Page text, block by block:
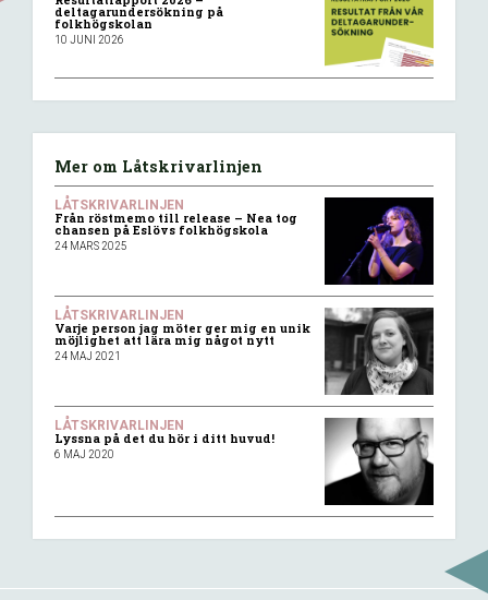
deltagarundersökning på
folkhögskolan
10 JUNI 2026
Mer om Låtskrivarlinjen
LÅTSKRIVARLINJEN
Från röstmemo till release – Nea tog
chansen på Eslövs folkhögskola
24 MARS 2025
LÅTSKRIVARLINJEN
Varje person jag möter ger mig en unik
möjlighet att lära mig något nytt
24 MAJ 2021
LÅTSKRIVARLINJEN
Lyssna på det du hör i ditt huvud!
6 MAJ 2020